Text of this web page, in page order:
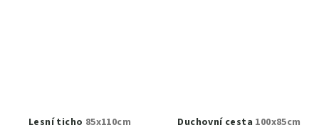
Lesní ticho 85x110cm Duchovní cesta 100x85cm